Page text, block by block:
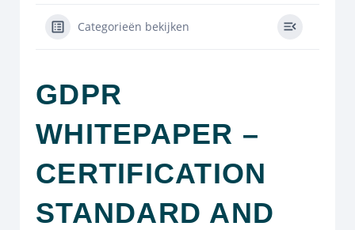
Categorieën bekijken
GDPR
WHITEPAPER –
CERTIFICATION
STANDARD AND